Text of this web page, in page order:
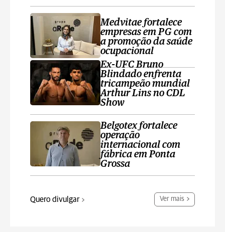
Medvitae fortalece
empresas em PG com
a promoção da saúde
ocupacional
Ex-UFC Bruno
Blindado enfrenta
tricampeão mundial
Arthur Lins no CDL
Show
Belgotex fortalece
operação
internacional com
fábrica em Ponta
Grossa
Quero divulgar Ver mais